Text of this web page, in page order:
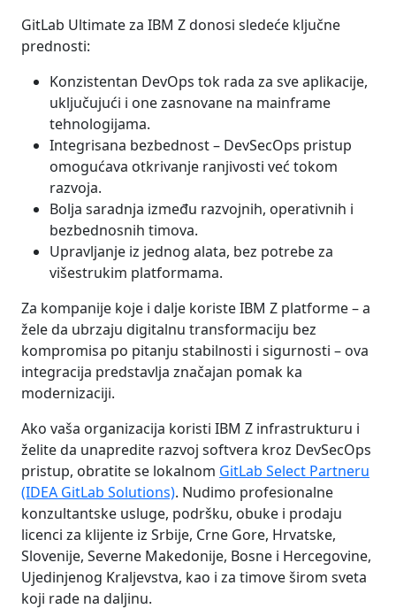
GitLab Ultimate za IBM Z donosi sledeće ključne
prednosti:
Konzistentan DevOps tok rada za sve aplikacije,
uključujući i one zasnovane na mainframe
tehnologijama.
Integrisana bezbednost – DevSecOps pristup
omogućava otkrivanje ranjivosti već tokom
razvoja.
Bolja saradnja između razvojnih, operativnih i
bezbednosnih timova.
Upravljanje iz jednog alata, bez potrebe za
višestrukim platformama.
Za kompanije koje i dalje koriste IBM Z platforme – a
žele da ubrzaju digitalnu transformaciju bez
kompromisa po pitanju stabilnosti i sigurnosti – ova
integracija predstavlja značajan pomak ka
modernizaciji.
Ako vaša organizacija koristi IBM Z infrastrukturu i
želite da unapredite razvoj softvera kroz DevSecOps
pristup, obratite se lokalnom GitLab Select Partneru
(IDEA GitLab Solutions). Nudimo profesionalne
konzultantske usluge, podršku, obuke i prodaju
licenci za klijente iz Srbije, Crne Gore, Hrvatske,
Slovenije, Severne Makedonije, Bosne i Hercegovine,
Ujedinjenog Kraljevstva, kao i za timove širom sveta
koji rade na daljinu.